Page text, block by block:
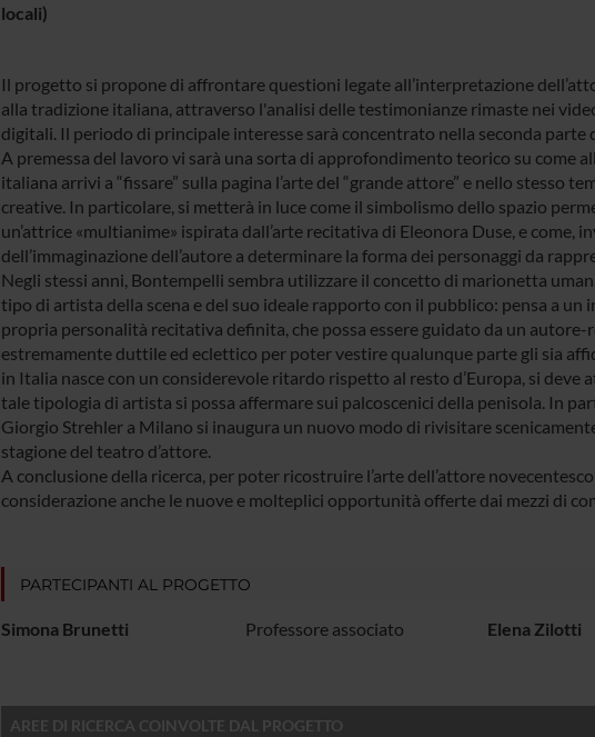
locali)
Il progetto si propone di affrontare questioni legate all’interpretazione
alla tradizione italiana, attraverso l'analisi delle testimonianze rimaste nei
digitali. Il periodo di principale interesse sarà concentrato nella seconda parte
A premessa del lavoro vi sarà una sorta di approfondimento teorico su come
italiana arrivi a “fissare” sulla pagina l’arte del “grande attore” e nello stesso
creative. In particolare, si metterà in luce come il simbolismo dello spazio
un’attrice «multianime» ispirata dall’arte recitativa di Eleonora Duse, e come,
dell’immaginazione dell’autore a determinare la forma dei personaggi da
Negli stessi anni, Bontempelli sembra utilizzare il concetto di marionetta
tipo di artista della scena e del suo ideale rapporto con il pubblico: pensa a
propria personalità recitativa definita, che possa essere guidato da un
estremamente duttile ed eclettico per poter vestire qualunque parte gli sia
in Italia nasce con un considerevole ritardo rispetto al resto d’Europa, si deve
tale tipologia di artista si possa affermare sui palcoscenici della penisola. In
Giorgio Strehler a Milano si inaugura un nuovo modo di rivisitare
stagione del teatro d’attore.
A conclusione della ricerca, per poter ricostruire l’arte dell’attore
considerazione anche le nuove e molteplici opportunità offerte dai mezzi di
PARTECIPANTI AL PROGETTO
Simona Brunetti Professore associato Elena Zilotti
AREE DI RICERCA COINVOLTE DAL PROGETTO